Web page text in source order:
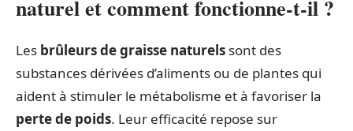
naturel et comment fonctionne-t-il ?
Les brûleurs de graisse naturels sont des
substances dérivées d’aliments ou de plantes qui
aident à stimuler le métabolisme et à favoriser la
perte de poids. Leur efficacité repose sur